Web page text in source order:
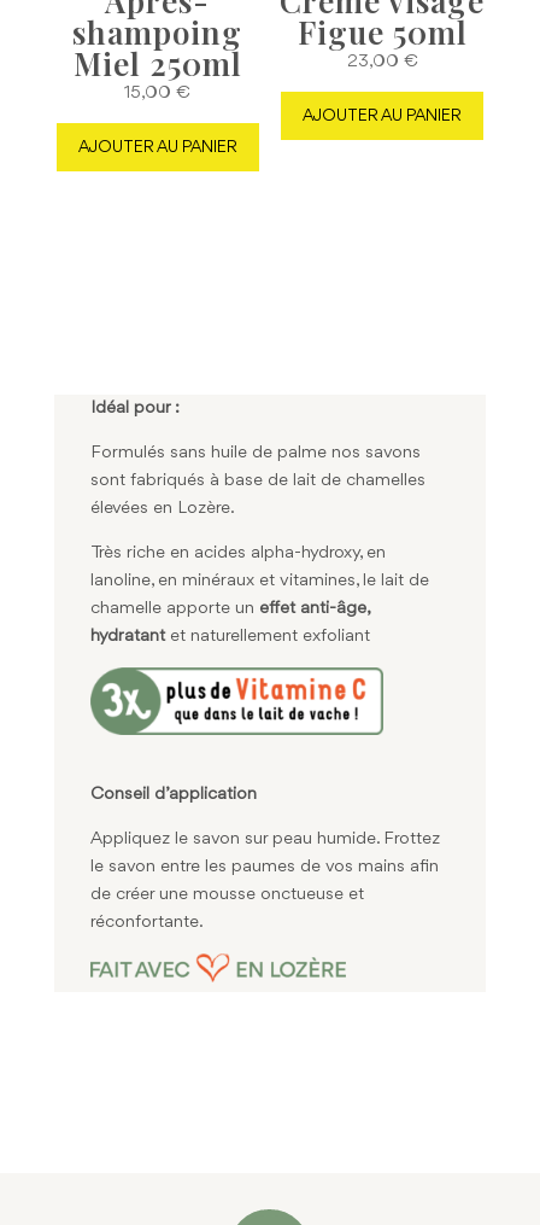
shampoing
Miel 250ml
15,00€
AJOUTER AU PANIER
Figue 50ml
23,00 €
AJOUTER AU PANIER
Idéal pour :
Formulés sans huile de palme nos savons
sont fabriqués à base de lait de chamelles
élevées en Lozère.
Très riche en acides alpha-hydroxy, en
lanoline, en minéraux et vitamines, le lait de
chamelle apporte un effet anti-âge,
hydratantet naturellement exfoliant
Conseil d’application
Appliquez le savon sur peau humide. Frottez
le savon entre les paumes de vos mains afin
de créer une mousse onctueuse et
réconfortante.